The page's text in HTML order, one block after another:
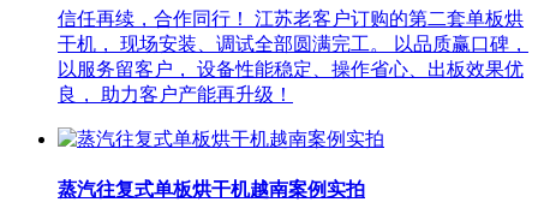
信任再续，合作同行！ 江苏老客户订购的第二套单板烘
干机， 现场安装、调试全部圆满完工。 以品质赢口碑，
以服务留客户， 设备性能稳定、操作省心、出板效果优
良， 助力客户产能再升级！
蒸汽往复式单板烘干机越南案例实拍